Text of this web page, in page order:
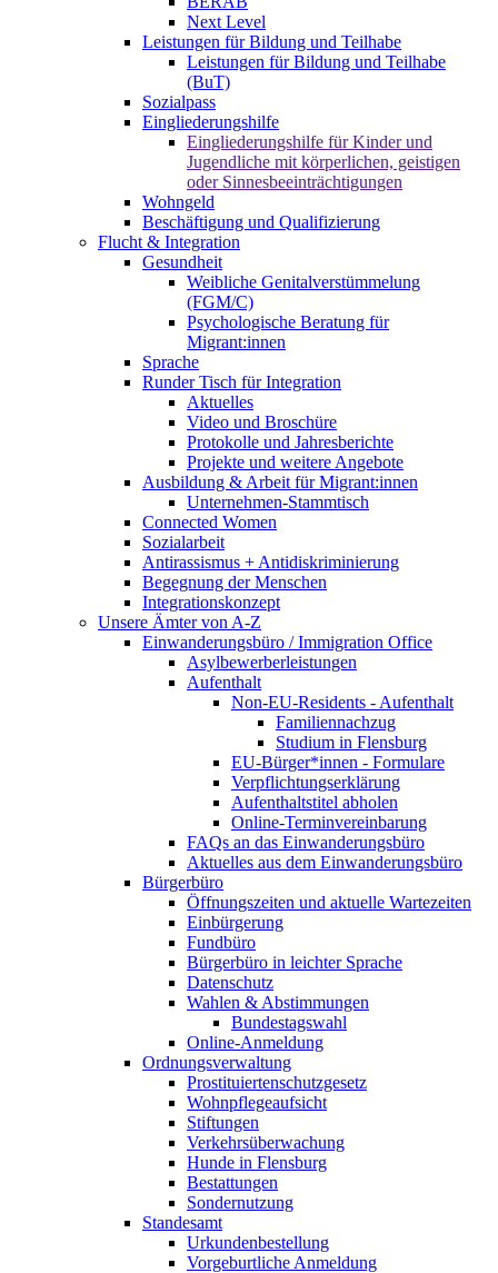
Next Level
Leistungen für Bildung und Teilhabe
Leistungen für Bildung und Teilhabe
(BuT)
Sozialpass
Eingliederungshilfe
Eingliederungshilfe für Kinder und
Jugendliche mit körperlichen, geistigen
oder Sinnesbeeinträchtigungen
Wohngeld
Beschäftigung und Qualifizierung
Flucht & Integration
Gesundheit
Weibliche Genitalverstümmelung
(FGM/C)
Psychologische Beratung für
Migrant:innen
Sprache
Runder Tisch für Integration
Aktuelles
Video und Broschüre
Protokolle und Jahresberichte
Projekte und weitere Angebote
Ausbildung & Arbeit für Migrant:innen
Unternehmen-Stammtisch
Connected Women
Sozialarbeit
Antirassismus + Antidiskriminierung
Begegnung der Menschen
Integrationskonzept
Unsere Ämter von A-Z
Einwanderungsbüro / Immigration Office
Asylbewerberleistungen
Aufenthalt
Non-EU-Residents - Aufenthalt
Familiennachzug
Studium in Flensburg
EU-Bürger*innen - Formulare
Verpflichtungserklärung
Aufenthaltstitel abholen
Online-Terminvereinbarung
FAQs an das Einwanderungsbüro
Aktuelles aus dem Einwanderungsbüro
Bürgerbüro
Öffnungszeiten und aktuelle Wartezeiten
Einbürgerung
Fundbüro
Bürgerbüro in leichter Sprache
Datenschutz
Wahlen & Abstimmungen
Bundestagswahl
Online-Anmeldung
Ordnungsverwaltung
Prostituiertenschutzgesetz
Wohnpflegeaufsicht
Stiftungen
Verkehrsüberwachung
Hunde in Flensburg
Bestattungen
Sondernutzung
Standesamt
Urkundenbestellung
Vorgeburtliche Anmeldung